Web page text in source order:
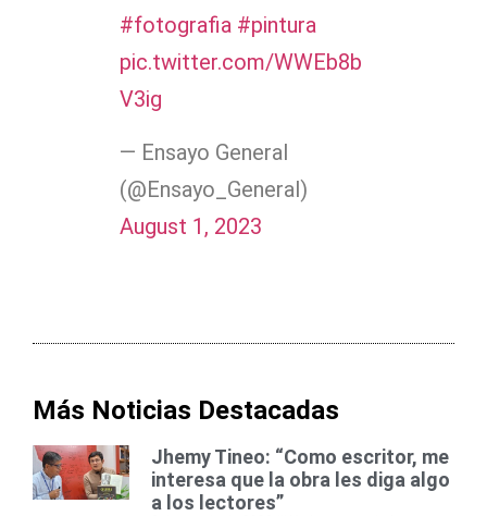
#fotografia #pintura
pic.twitter.com/WWEb8b
V3ig
— Ensayo General
(@Ensayo_General)
August 1, 2023
Más Noticias Destacadas
Jhemy Tineo: “Como escritor, me
interesa que la obra les diga algo
a los lectores”